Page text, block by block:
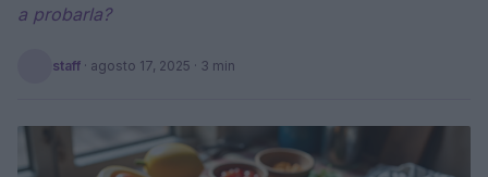
a probarla?
staff · agosto 17, 2025 · 3 min